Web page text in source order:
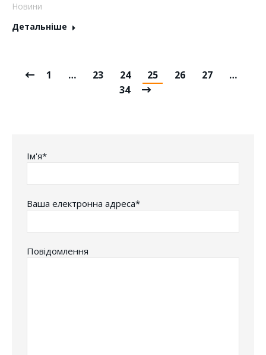
Новини
Детальніше
1 … 23 24 25 26 27
…
34
Iм'я*
Ваша електронна адреса*
Повідомлення